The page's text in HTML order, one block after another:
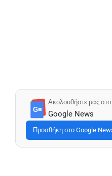
G≡
Ακολουθήστε μας στο
Google News
Προσθήκη στο Google